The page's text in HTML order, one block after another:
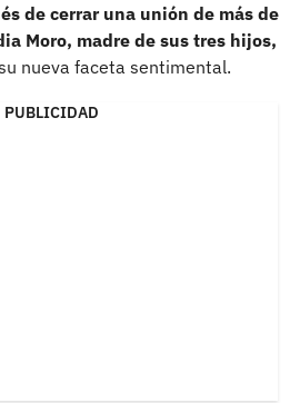
de cerrar una unión de más de
Moro, madre de sus tres hijos,
nueva faceta sentimental.
PUBLICIDAD